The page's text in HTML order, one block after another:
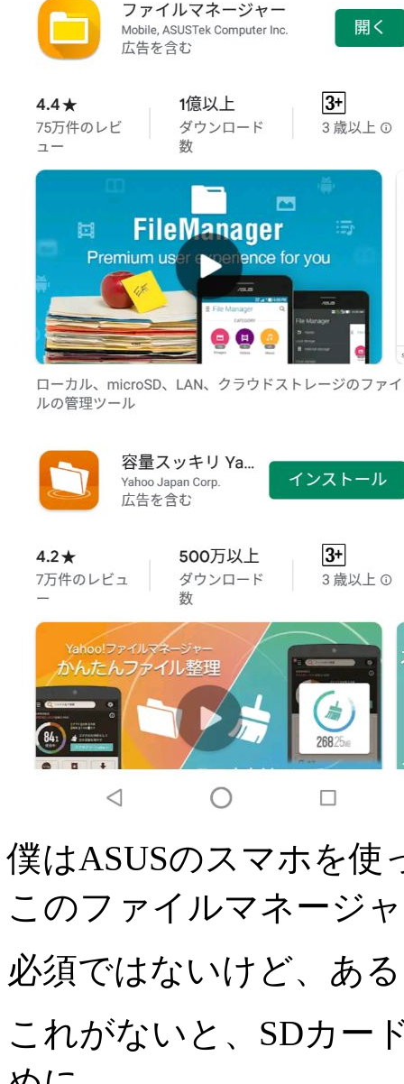
僕はASUSのスマホを使
このファイルマネージ
必須ではないけど、 あ
これがないと、SDカー